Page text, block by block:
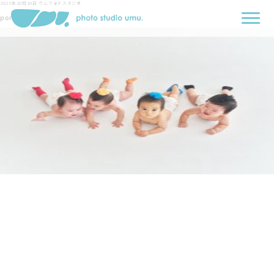
2025年10月10日 ウムフォトスタジオ
pon2-min